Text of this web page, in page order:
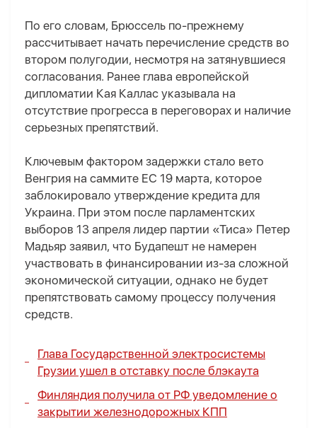
По его словам, Брюссель по-прежнему
рассчитывает начать перечисление средств во
втором полугодии, несмотря на затянувшиеся
согласования. Ранее глава европейской
дипломатии Кая Каллас указывала на
отсутствие прогресса в переговорах и наличие
серьезных препятствий.
Ключевым фактором задержки стало вето
Венгрия на саммите ЕС 19 марта, которое
заблокировало утверждение кредита для
Украина. При этом после парламентских
выборов 13 апреля лидер партии «Тиса» Петер
Мадьяр заявил, что Будапешт не намерен
участвовать в финансировании из-за сложной
экономической ситуации, однако не будет
препятствовать самому процессу получения
средств.
Глава Государственной электросистемы
Грузии ушел в отставку после блэкаута
Финляндия получила от РФ уведомление о
закрытии железнодорожных КПП